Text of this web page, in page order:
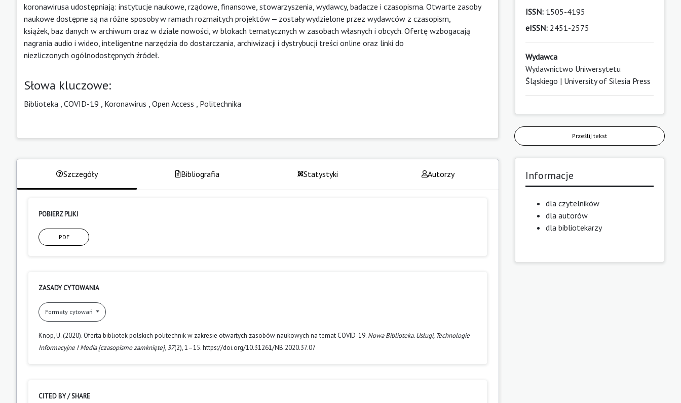
koronawirusa udostępniają: instytucje naukowe, rządowe, finansowe, stowarzyszenia, wydawcy, badacze i czasopisma. Otwarte zasoby
naukowe dostępne są na różne sposoby w ramach rozmaitych projektów ‒ zostały wydzielone przez wydawców z czasopism,
książek, baz danych w archiwum oraz w dziale nowości, w blokach tematycznych w zasobach własnych i obcych. Ofertę wzbogacają
nagrania audio i wideo, inteligentne narzędzia do dostarczania, archiwizacji i dystrybucji treści online oraz linki do
niezliczonych ogólnodostępnych źródeł.
Słowa kluczowe:
Biblioteka COVID-19 Koronawirus Open Access Politechnika
Szczegóły Bibliografia Statystyki Autorzy
POBIERZ PLIKI
PDF
ZASADY CYTOWANIA
Formaty cytowań
Knop, U. (2020). Oferta bibliotek polskich politechnik w zakresie otwartych zasobów naukowych na temat COVID-19. Nowa Biblioteka. Usługi, Technologie
Informacyjne I Media [czasopismo zamknięte], 37(2), 1–15. https://doi.org/10.31261/NB.2020.37.07
CITED BY / SHARE
ISSN:1505-4195
eISSN:2451-2575
Wydawca
Wydawnictwo Uniwersytetu
Śląskiego | University of Silesia Press
Prześlij tekst
Informacje
dla czytelników
dla autorów
dla bibliotekarzy